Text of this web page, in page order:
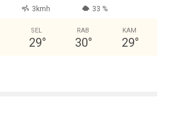
3kmh 33 %
SEL
29°
RAB
30°
KAM
29°